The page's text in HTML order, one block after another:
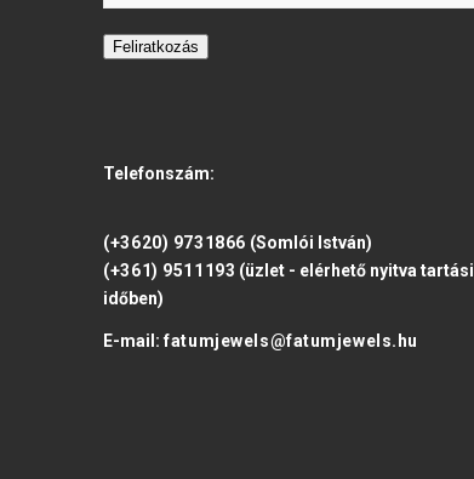
Feliratkozás
Telefonszám:
(+3620) 9731866 (Somlói István)
(+361) 9511193 (üzlet - elérhető nyitva tartási
időben)
E-mail:fatumjewels@fatumjewels.hu